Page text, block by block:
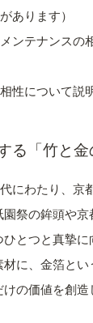
あります）
ンテナンスの
性について説
る「竹と金
にわたり、京
祭の鉾頭や
とつと真摯
に、金箔と
の価値を創造